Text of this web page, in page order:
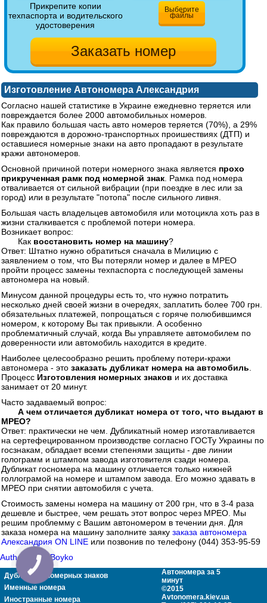
Прикрепите копии
техпаспорта и водительского
удостоверения
Выберите
файлы
Изготовление Автономера Александрия
Согласно нашей статистике в Украине ежедневно теряется или
повреждается более 2000 автомобильных номеров.
Как правило большая часть авто номеров теряется (70%), а 29%
повреждаются в дорожно-транспортных проишествиях (ДТП) и
оставшиеся номерные знаки на авто пропадают в результате
кражи автономеров.
Основной причиной потери номерного знака является прохо
прикрученная рамк под номерной знак . Рамка под номера
отваливается от сильной вибрации (при поездке в лес или за
город) или в результате "потопа" после сильного ливня.
Большая часть владельцев автомобиля или мотоцикла хоть раз в
жизни сталкивается с проблемой потери номера.
Возникает вопрос:
Как восстановить номер на машину?
Ответ: Штатно нужно обратиться сначала в Милицию с
заявлением о том, что Вы потеряли номер и далее в МРЕО
пройти процесс замены техпаспорта с последующей замены
автономера на новый.
Минусом данной процедуры есть то, что нужно потратить
несколько дней своей жизни в очередях, заплатить более 700 грн.
обязательных платежей, попрощаться с горяче полюбившимся
номером, к которому Вы так привыкли. А особенно
проблематичный случай, когда Вы управляете автомобилем по
доверенности или автомобиль находится в кредите.
Наиболее целесообразно решить проблему потери-кражи
автономера - это заказать дубликат номера на автомобиль
Процесс Изготовления номерных знаков и их доставка
занимает от 20 минут.
Часто задаваемый вопрос:
А чем отличается дубликат номера от того, что выдают в
МРЕО?
Ответ: практически не чем. Дубликатный номер изготавливается
на сертефецированном производстве согласно ГОСТу Украины по
госзнакам, обладает всеми степенями защиты - две линии
голограмм и штампом завода изготовителя сзади номера.
Дубликат госномера на машину отличается только нижней
голлограмой на номере и штампом завода. Его можно здавать в
МРЕО при снятии автомобиля с учета.
Стоимость замены номера на машину от 200 грн, что в 3-4 раза
дешевле и быстрее, чем решать этот вопрос через МРЕО. Мы
решим проблемму с Вашим автономером в течении дня. Для
заказа номера на машину заполните заяку заказа автономера
Александрия ON LINE или позвонив по телефону (044) 353-95-59
Author: Oleg Boyko
Дубликаты номерных знаков
Именные номера
Иностранные номера
Автономера за 5
минут
©2015
Avtonomera.kiev.ua